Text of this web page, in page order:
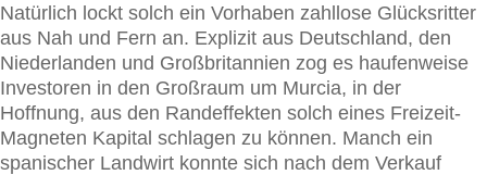
Natürlich lockt solch ein Vorhaben zahllose Glücksritter
aus Nah und Fern an. Explizit aus Deutschland, den
Niederlanden und Großbritannien zog es haufenweise
Investoren in den Großraum um Murcia, in der
Hoffnung, aus den Randeffekten solch eines Freizeit-
Magneten Kapital schlagen zu können. Manch ein
spanischer Landwirt konnte sich nach dem Verkauf